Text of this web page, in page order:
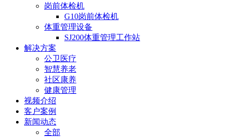
岗前体检机
G10岗前体检机
体重管理设备
SJ200体重管理工作站
解决方案
公卫医疗
智慧养老
社区康养
健康管理
视频介绍
客户案例
新闻动态
全部